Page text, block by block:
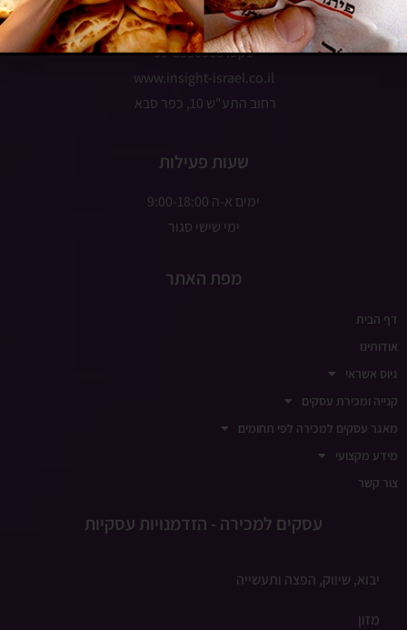
טל´: 072-3718936
פקס: 09-8336808
www.insight-israel.co.il
רחוב התע"ש 10, כפר סבא
שעות פעילות
ימים א-ה 9:00-18:00
ימי שישי סגור
מפת האתר
דף הבית
אודותינו
גיוס אשראי
קנייה ומכירת עסקים
מאגר עסקים למכירה לפי תחומים
מידע מקצועי
צור קשר
עסקים למכירה - הזדמנויות עסקיות
יבוא, שיווק, הפצה ותעשייה
מזון